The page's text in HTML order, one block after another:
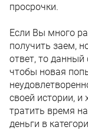
просрочки.
Если Вы много
получить заем,
ответ, то данный
чтобы новая
своей истории, и
тратить время
деньги в